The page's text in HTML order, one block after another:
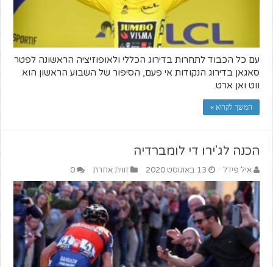
עם כל הכבוד לתחרות בדירוג הכללי ולאופוזיציה הראשונה לפטר
סאגאן בדירוג הנקודות אי פעם, הסיפור של השבוע הראשון הוא
ווט ואן ארט.
המשך לקרוא »
הכנה לג'ירו די לומברדיה
איל פידל 13 באוגוסט 2020 זווית אחרת 0